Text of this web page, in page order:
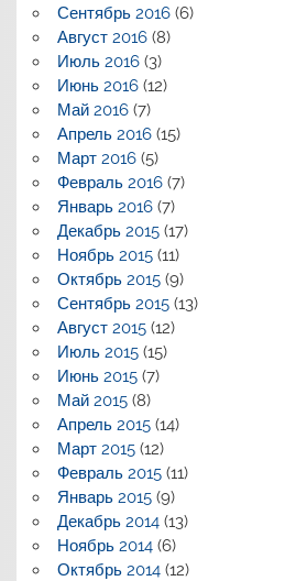
Сентябрь 2016(6)
Август 2016(8)
Июль 2016(3)
Июнь 2016(12)
Май 2016(7)
Апрель 2016(15)
Март 2016(5)
Февраль 2016(7)
Январь 2016(7)
Декабрь 2015(17)
Ноябрь 2015(11)
Октябрь 2015(9)
Сентябрь 2015(13)
Август 2015(12)
Июль 2015(15)
Июнь 2015(7)
Май 2015(8)
Апрель 2015(14)
Март 2015(12)
Февраль 2015(11)
Январь 2015(9)
Декабрь 2014(13)
Ноябрь 2014(6)
Октябрь 2014(12)